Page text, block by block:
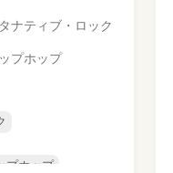
ナティブ・ロック
プホップ
プホップ